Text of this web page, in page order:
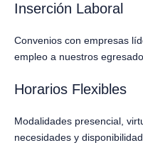
Inserción Laboral
Convenios con empresas
empleo a nuestros
Horarios Flexibles
Modalidades presencial,
necesidades y disponibilidad.